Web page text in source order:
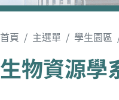
首頁 主選單 學生園區
生物資源學